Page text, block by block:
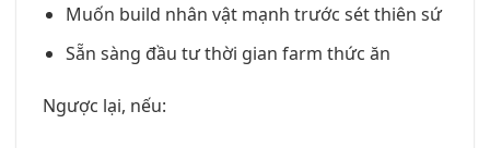
Muốn build nhân vật mạnh trước sét thiên sứ
Sẵn sàng đầu tư thời gian farm thức ăn
Ngược lại, nếu: